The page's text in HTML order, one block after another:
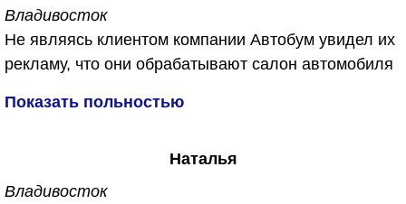
согласиась с удовольствием. Вы же знаете как
после кузовного ремонта пахнет ужасно в
машине... А сейчас пахнет чистым воздухм.
Владивосток
Не являясь клиентом компании Автобум увидел их
рекламу, что они обрабатывают салон автомобиля
микробов ))))
Обещали, что в машине будет дышаться легко. Не
обманули. Спасибо огромное!
Показать польностью
Наталья
Владивосток